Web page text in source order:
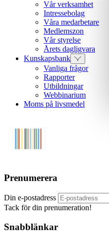
Vår verksamhet
Intressebolag
Våra medarbetare
Medlemszon
Vår styrelse
Årets dagligvara
Kunskapsbank
Vanliga frågor
Rapporter
Utbildningar
Webbinarium
Moms på livsmedel
Prenumerera
Din e-postadress
Tack för din prenumeration!
Snabblänkar